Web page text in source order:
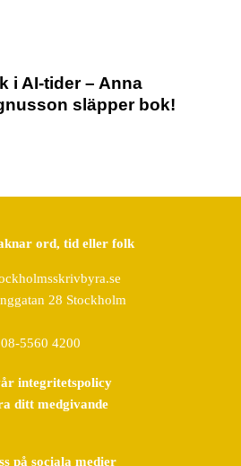
i AI-tider – Anna
släpper bok!
ord, tid eller folk
28 Stockholm
08-5560 4200
integritetspolicy
ditt medgivande
på sociala medier